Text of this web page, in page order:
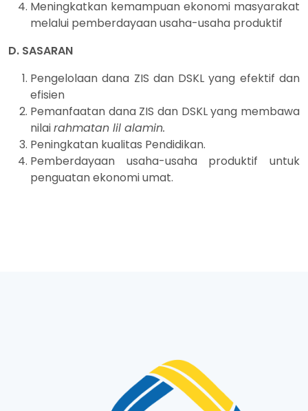
Meningkatkan kemampuan ekonomi masyarakat
melalui pemberdayaan usaha-usaha produktif
D. SASARAN
Pengelolaan dana ZIS dan DSKL yang efektif dan
efisien
Pemanfaatan dana ZIS dan DSKL yang membawa
nilairahmatan lil alamin.
Peningkatan kualitas Pendidikan.
Pemberdayaan usaha-usaha produktif untuk
penguatan ekonomi umat.